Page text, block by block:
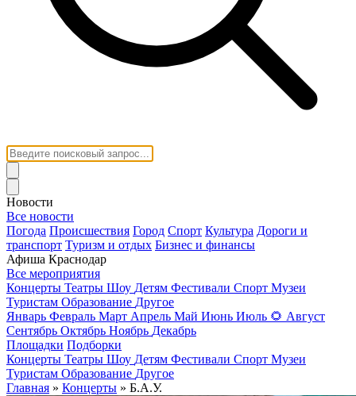
Новости
Все новости
Погода Происшествия Город Спорт Культура Дороги и
транспорт Туризм и отдых Бизнес и финансы
Афиша Краснодар
Все мероприятия
Концерты Театры Шоу Детям Фестивали Спорт Музеи
Туристам Образование Другое
Январь Февраль Март Апрель Май Июнь Июль 🌻 Август
Сентябрь Октябрь Ноябрь Декабрь
Площадки Подборки
Концерты Театры Шоу Детям Фестивали Спорт Музеи
Туристам Образование Другое
Главная » Концерты » Б.А.У.